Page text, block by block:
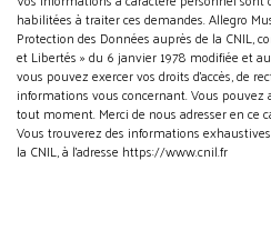
habilitées à traiter ces demandes. Allegro
Protection des Données auprès de la CNIL,
et Libertés » du 6 janvier 1978 modifiée et
vous pouvez exercer vos droits d’accès, de
informations vous concernant. Vous
tout moment. Merci de nous adresser en ce
Vous trouverez des informations
la CNIL, à l'adresse https://www.cnil.fr